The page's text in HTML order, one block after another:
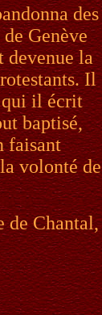
des
Genève
devenue la
Il
qui il écrit
baptisé,
faisant
volonté de
de Chantal,